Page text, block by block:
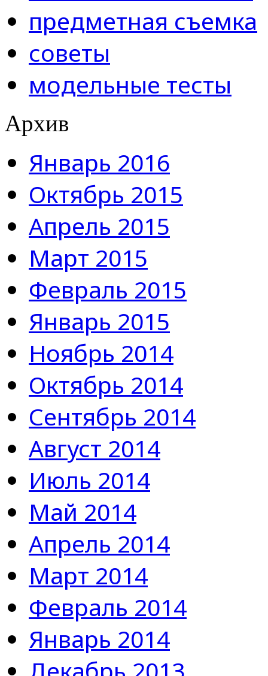
предметная съемка
советы
модельные тесты
Архив
Январь 2016
Октябрь 2015
Апрель 2015
Март 2015
Февраль 2015
Январь 2015
Ноябрь 2014
Октябрь 2014
Сентябрь 2014
Август 2014
Июль 2014
Май 2014
Апрель 2014
Март 2014
Февраль 2014
Январь 2014